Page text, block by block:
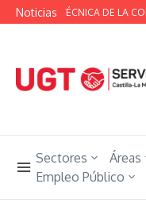
Saltar al contenido
Noticias
MESA TÉCNICA DE LA
Sectores Áreas
Empleo Público